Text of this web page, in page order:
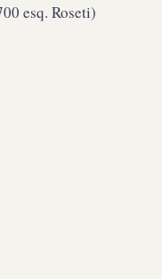
esq. Roseti)